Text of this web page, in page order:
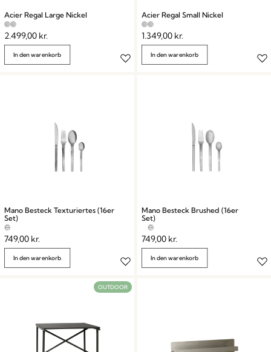
Acier Regal Large Nickel
2.499,00 kr.
In den warenkorb
Acier Regal Small Nickel
1.349,00 kr.
In den warenkorb
Mano Besteck Texturiertes (16er
Set)
749,00 kr.
In den warenkorb
Mano Besteck Brushed (16er
Set)
749,00 kr.
In den warenkorb
OUTDOOR